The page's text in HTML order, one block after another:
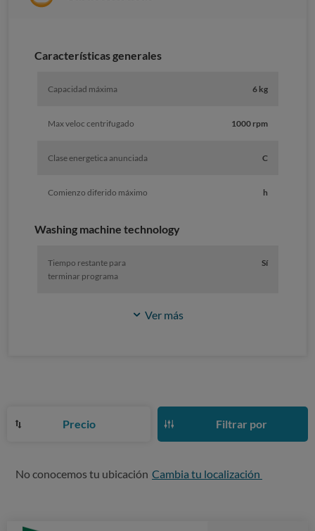
Características generales
Capacidad máxima 6 kg
Max veloc centrifugado 1000 rpm
Clase energetica anunciada C
Comienzo diferido máximo h
Washing machine technology
Tiempo restante para
terminar programa
Sí
Ver más
Precio Filtrar por
No conocemos tu ubicación Cambia tu localización